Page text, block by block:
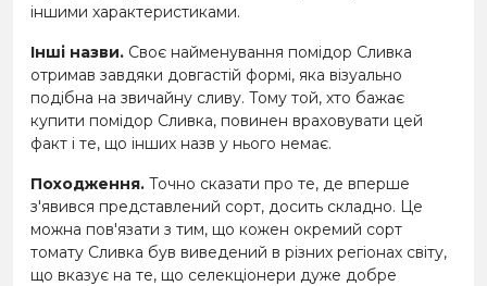
іншими характеристиками.
Інші назви. Своє найменування помідор Сливка
отримав завдяки довгастій формі, яка візуально
подібна на звичайну сливу. Тому той, хто бажає
купити помідор Сливка, повинен враховувати цей
факт і те, що інших назв у нього немає.
Походження. Точно сказати про те, де вперше
з'явився представлений сорт, досить складно. Це
можна пов'язати з тим, що кожен окремий сорт
томату Сливка був виведений в різних регіонах світу,
що вказує на те, що селекціонери дуже добре